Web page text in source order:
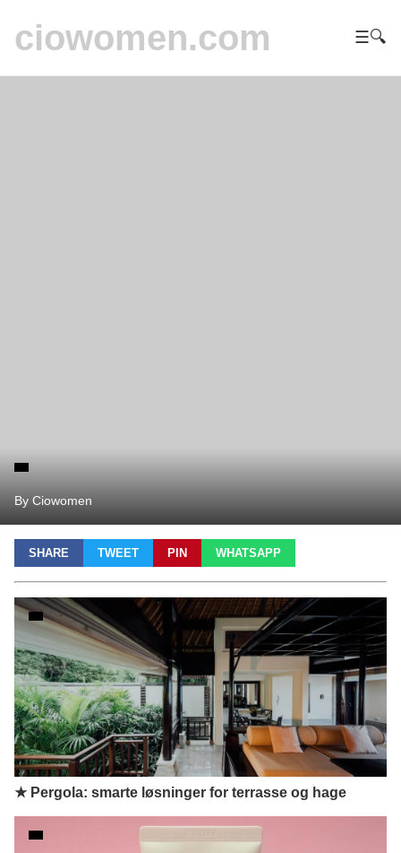
ciowomen.com ☰🔍
By Ciowomen
SHARE TWEET PIN WHATSAPP
★ Pergola: smarte løsninger for terrasse og hage